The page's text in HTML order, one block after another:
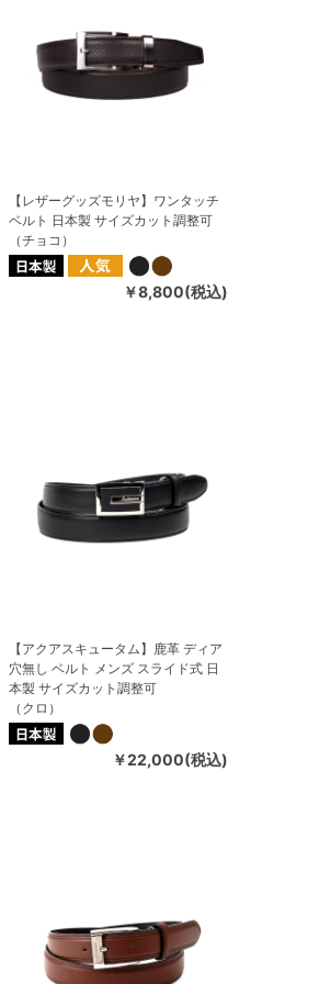
【レザーグッズモリヤ】ワンタッチ
ベルト 日本製 サイズカット調整可
（チョコ）
￥8,800(税込)
【アクアスキュータム】鹿革 ディア
穴無し ベルト メンズ スライド式 日
本製 サイズカット調整可
（クロ）
￥22,000(税込)